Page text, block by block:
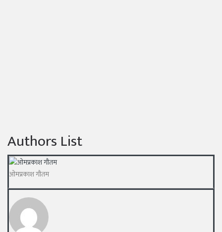
Authors List
ओमप्रकाश गौतम